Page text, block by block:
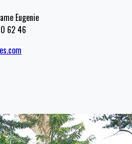
Eugenie
62 46